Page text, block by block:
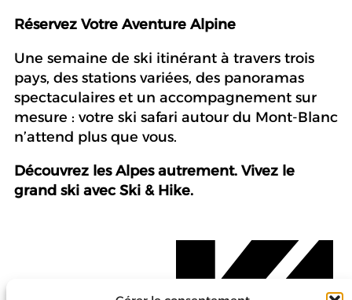
Réservez Votre Aventure Alpine
Une semaine de ski itinérant à travers trois
pays, des stations variées, des panoramas
spectaculaires et un accompagnement sur
mesure : votre ski safari autour du Mont-Blanc
n’attend plus que vous.
Découvrez les Alpes autrement. Vivez le
grand ski avec Ski & Hike.